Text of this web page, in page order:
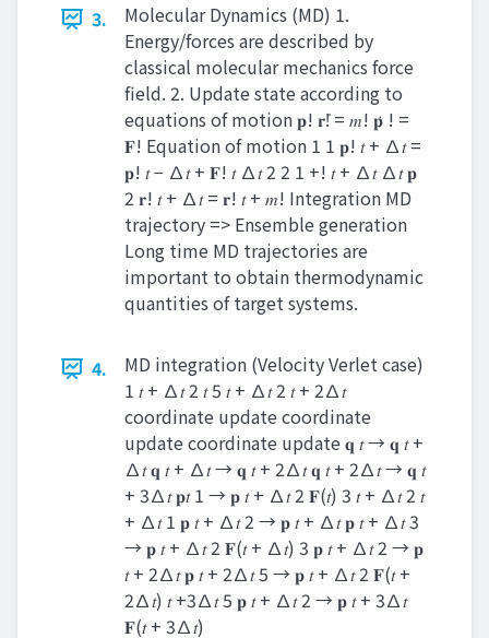
3.
Molecular Dynamics (MD) 1.
Energy/forces are described by
classical molecular mechanics force
field. 2. Update state according to
equations of motion 𝐩! 𝐫!̇ = 𝑚! 𝐩̇ ! =
𝐅! Equation of motion 1 1 𝐩! 𝑡 + ∆𝑡 =
𝐩! 𝑡 − ∆𝑡 + 𝐅! 𝑡 ∆𝑡 2 2 1 +! 𝑡 + ∆𝑡 ∆𝑡 𝐩
2 𝐫! 𝑡 + ∆𝑡 = 𝐫! 𝑡 + 𝑚! Integration MD
trajectory => Ensemble generation
Long time MD trajectories are
important to obtain thermodynamic
quantities of target systems.
4.
MD integration (Velocity Verlet case)
1 𝑡 + ∆𝑡 2 𝑡 5 𝑡 + ∆𝑡 2 𝑡 + 2∆𝑡
coordinate update coordinate
update coordinate update 𝐪 𝑡 → 𝐪 𝑡 +
∆𝑡 𝐪 𝑡 + ∆𝑡 → 𝐪 𝑡 + 2∆𝑡 𝐪 𝑡 + 2∆𝑡 → 𝐪 𝑡
+ 3∆𝑡 𝐩𝑡 1 → 𝐩 𝑡 + ∆𝑡 2 𝐅(𝑡) 3 𝑡 + ∆𝑡 2 𝑡
+ ∆𝑡 1 𝐩 𝑡 + ∆𝑡 2 → 𝐩 𝑡 + ∆𝑡 𝐩 𝑡 + ∆𝑡 3
→ 𝐩 𝑡 + ∆𝑡 2 𝐅(𝑡 + ∆𝑡) 3 𝐩 𝑡 + ∆𝑡 2 → 𝐩
𝑡 + 2∆𝑡 𝐩 𝑡 + 2∆𝑡 5 → 𝐩 𝑡 + ∆𝑡 2 𝐅(𝑡 +
2∆𝑡) 𝑡 +3∆𝑡 5 𝐩 𝑡 + ∆𝑡 2 → 𝐩 𝑡 + 3∆𝑡
𝐅(𝑡 + 3∆𝑡)